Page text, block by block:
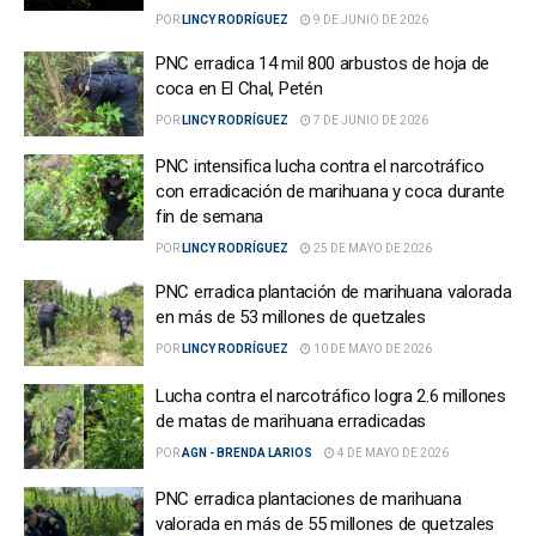
POR LINCY RODRÍGUEZ 9 DE JUNIO DE 2026
PNC erradica 14 mil 800 arbustos de hoja de
coca en El Chal, Petén
POR LINCY RODRÍGUEZ 7 DE JUNIO DE 2026
PNC intensifica lucha contra el narcotráfico
con erradicación de marihuana y coca durante
fin de semana
POR LINCY RODRÍGUEZ 25 DE MAYO DE 2026
PNC erradica plantación de marihuana valorada
en más de 53 millones de quetzales
POR LINCY RODRÍGUEZ 10 DE MAYO DE 2026
Lucha contra el narcotráfico logra 2.6 millones
de matas de marihuana erradicadas
PORAGN - BRENDA LARIOS 4 DE MAYO DE 2026
PNC erradica plantaciones de marihuana
valorada en más de 55 millones de quetzales